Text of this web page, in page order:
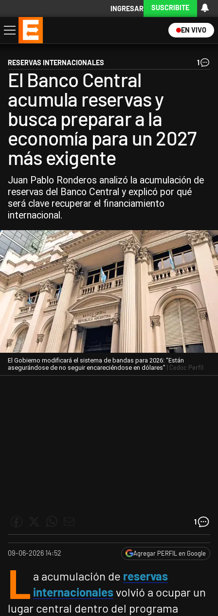
INGRESAR SUSCRIBITE
EN VIVO
Economía
Política
Internacional
Actualidad
Descargá la App
RESERVAS INTERNACIONALES 1
El Banco Central
acumula reservas y
busca preparar a la
economía para un 2027
más exigente
Juan Pablo Ronderos analizó la acumulación de
reservas del Banco Central y explicó por qué
será clave recuperar el financiamiento
internacional.
El Gobierno modificará el sistema de bandas para 2026: “Están
asegurándose de no seguir encareciéndose en dólares” | Cedoc Perfil
1
09-06-2026 14:52 Agregar PERFIL en Google
L a acumulación de reservas
internacionalesvolvió a ocupar un
lugar central dentro del programa